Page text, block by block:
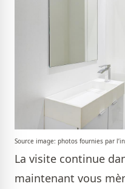
Source image: photos fournies par
La visite continue
maintenant vous